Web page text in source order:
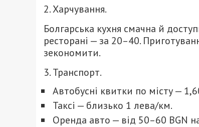
2. Харчування.
Болгарська кухня смачна й
ресторані — за 20–40.
зекономити.
3. Транспорт.
Автобусні квитки по місту —
Таксі — близько 1 лева/км.
Оренда авто — від 50–60 BGN